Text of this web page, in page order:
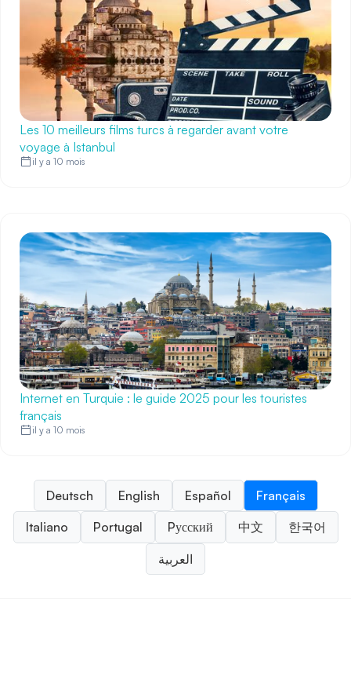
Les 10 meilleurs films turcs à regarder avant votre
voyage à Istanbul
il y a 10 mois
Internet en Turquie : le guide 2025 pour les touristes
français
il y a 10 mois
Deutsch English Español
Français
Italiano
Portugal Pусский 中文 한국어
العربية